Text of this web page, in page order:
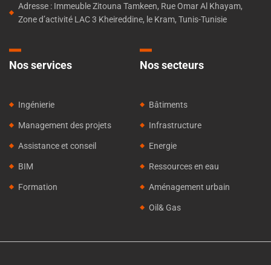
Nos services
Ingénierie
Management des projets
Assistance et conseil
BIM
Formation
Nos secteurs
Bâtiments
Infrastructure
Energie
Ressources en eau
Aménagement urbain
Oil& Gas
Adresse : Immeuble Zitouna Tamkeen, Rue Omar Al Khayam,
Zone d’activité LAC 3 Kheireddine, le Kram, Tunis-Tunisie